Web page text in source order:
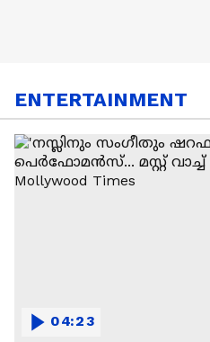
ENTERTAINMENT
04:23